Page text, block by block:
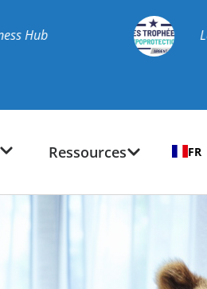
Lauréat argent -
Ressources FR